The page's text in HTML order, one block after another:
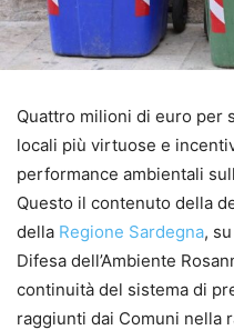
Quattro milioni di euro per
locali più virtuose e
performance ambientali
Questo il contenuto della
della Regione Sardegna,
Difesa dell’Ambiente
continuità del sistema di
raggiunti dai Comuni nella